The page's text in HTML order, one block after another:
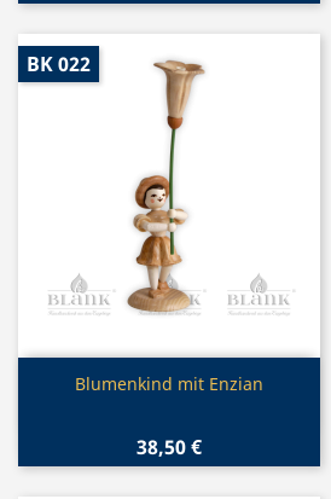
Vorschau
Blumenkind mit Enzian
38,50 €
BK 022